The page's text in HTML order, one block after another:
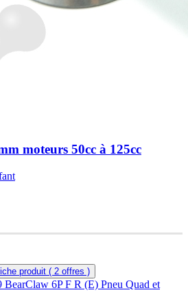
moteurs 50cc à 125cc
produit ( 2 offres )